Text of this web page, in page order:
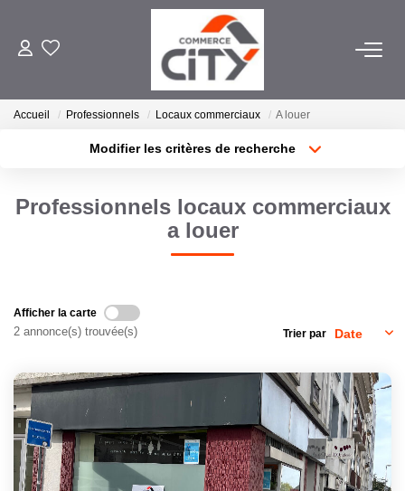
ACHETER
LOUER
NOTRE AGENCE
CONTACT
Accueil Professionnels Locaux commerciaux A louer
Modifier les critères de recherche
Type de bien
Professionnels locaux commerciaux
a louer
Afficher la carte
2 annonce(s) trouvée(s) Trier par